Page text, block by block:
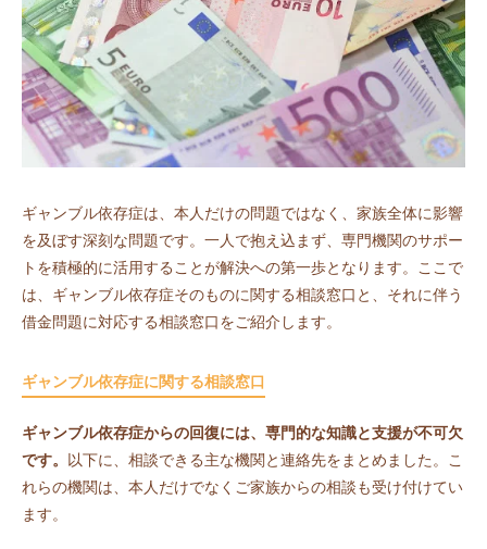
ギャンブル依存症は、本人だけの問題ではなく、家族全体に影響
を及ぼす深刻な問題です。一人で抱え込まず、専門機関のサポー
トを積極的に活用することが解決への第一歩となります。ここで
は、ギャンブル依存症そのものに関する相談窓口と、それに伴う
借金問題に対応する相談窓口をご紹介します。
ギャンブル依存症に関する相談窓口
ギャンブル依存症からの回復には、専門的な知識と支援が不可欠
です。
以下に、相談できる主な機関と連絡先をまとめました。こ
れらの機関は、本人だけでなくご家族からの相談も受け付けてい
ます。